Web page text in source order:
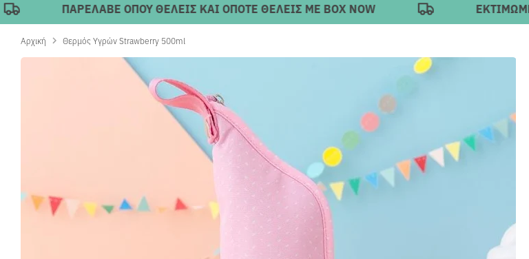
ΠΑΡΕΛΑΒΕ ΟΠΟΥ ΘΕΛΕΙΣ ΚΑΙ ΟΠΟΤΕ ΘΕΛΕΙΣ ΜΕ BOX NOW
Αρχική Θερμός Υγρών Strawberry 500ml